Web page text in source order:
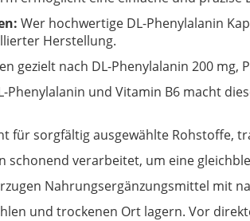
Wer hochwertige DL-Phenylalanin
Herstellung.
gezielt nach DL-Phenylalanin 200
Phenylalanin und Vitamin B6 macht
für sorgfältig ausgewählte Rohstoffe,
schonend verarbeitet, um eine
Nahrungsergänzungsmittel mit
und trockenen Ort lagern. Vor